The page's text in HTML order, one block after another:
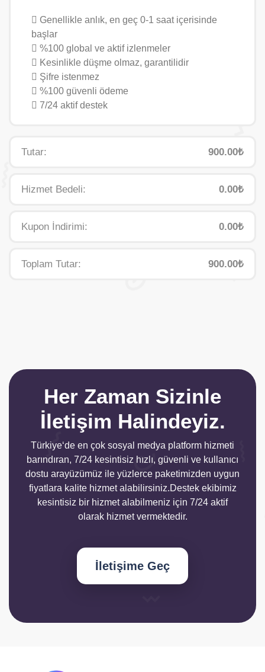
Genellikle anlık, en geç 0-1 saat içerisinde
başlar
%100 global ve aktif izlenmeler
Kesinlikle düşme olmaz, garantilidir
Şifre istenmez
%100 güvenli ödeme
7/24 aktif destek
Tutar: 900.00₺
Hizmet Bedeli: 0.00₺
Kupon İndirimi: 0.00₺
Toplam Tutar: 900.00₺
Her Zaman Sizinle
İletişim Halindeyiz.
Türkiye‘de en çok sosyal medya platform hizmeti
barındıran, 7/24 kesintisiz hızlı, güvenli ve kullanıcı
dostu arayüzümüz ile yüzlerce paketimizden uygun
fiyatlara kalite hizmet alabilirsiniz.Destek ekibimiz
kesintisiz bir hizmet alabilmeniz için 7/24 aktif
olarak hizmet vermektedir.
İletişime Geç